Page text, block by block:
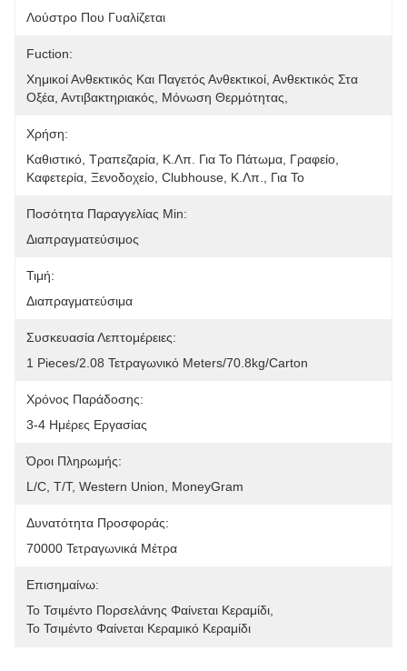
Λούστρο Που Γυαλίζεται
Fuction:
Χημικοί Ανθεκτικός Και Παγετός Ανθεκτικοί, Ανθεκτικός Στα
Οξέα, Αντιβακτηριακός, Μόνωση Θερμότητας,
Χρήση:
Καθιστικό, Τραπεζαρία, Κ.λπ. Για Το Πάτωμα, Γραφείο,
Καφετερία, Ξενοδοχείο, Clubhouse, Κ.λπ., Για Το
Ποσότητα Παραγγελίας Min:
Διαπραγματεύσιμος
Τιμή:
Διαπραγματεύσιμα
Συσκευασία Λεπτομέρειες:
1 Pieces/2.08 Τετραγωνικό Meters/70.8kg/carton
Χρόνος Παράδοσης:
3-4 Ημέρες Εργασίας
Όροι Πληρωμής:
L/C, T/T, Western Union, MoneyGram
Δυνατότητα Προσφοράς:
70000 Τετραγωνικά Μέτρα
Επισημαίνω:
Το Τσιμέντο Πορσελάνης Φαίνεται Κεραμίδι
Το Τσιμέντο Φαίνεται Κεραμικό Κεραμίδι